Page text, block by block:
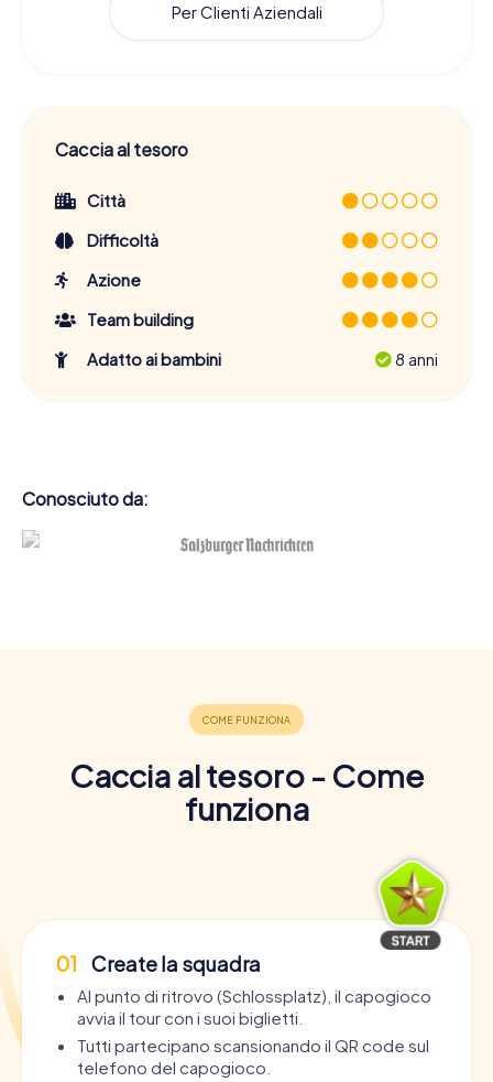
Per Clienti Aziendali
Caccia al tesoro
Città
Difficoltà
Azione
Team building
Adatto ai bambini
8 anni
Conosciuto da:
Caccia al tesoro - Come
funziona
01 Create la squadra
Al punto di ritrovo (Schlossplatz), il capogioco
avvia il tour con i suoi biglietti.
Tutti partecipano scansionando il QR code sul
telefono del capogioco.